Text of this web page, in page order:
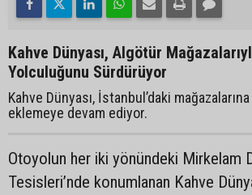
Kahve Dünyası, Algötür
Yolculuğunu Sürdürüyor
Kahve Dünyası, İstanbul’daki
eklemeye devam ediyor.
Otoyolun her iki yönündeki Mirkelam
Tesisleri’nde konumlanan Kahve